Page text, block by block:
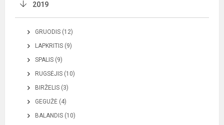
2019
GRUODIS (12)
LAPKRITIS (9)
SPALIS (9)
RUGSĖJIS (10)
BIRŽELIS (3)
GEGUŽĖ (4)
BALANDIS (10)